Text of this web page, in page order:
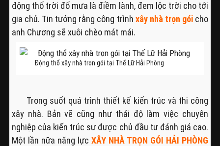
động thổ trời đổ mưa là điềm lành, đem lộc trời cho tới
gia chủ. Tin tưởng rằng công trình xây nhà trọn góicho
anh Chương sẽ xuôi chèo mát mái.
Động thổ xây nhà trọn gói tại Thế Lữ Hải Phòng
Trong suốt quá trình thiết kế kiến trúc và thi công
xây nhà. Bản vẽ cũng như thái độ làm việc chuyên
nghiệp của kiến trúc sư được chủ đầu tư đánh giá cao.
Một lần nữa năng lực XÂY NHÀ TRỌN GÓI HẢI PHÒNG